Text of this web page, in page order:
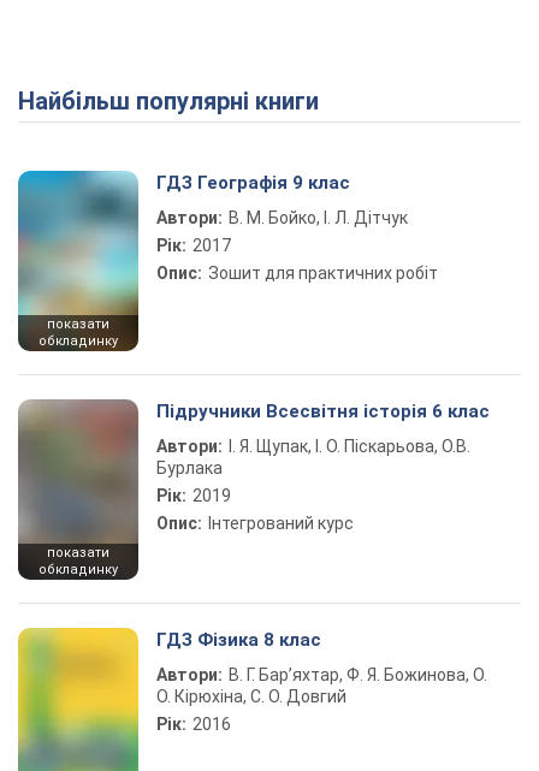
Play Video
Найбільш популярні книги
показати
обкладинку
ГДЗ Географія 9 клас
Автори: В. М. Бойко, І. Л. Дітчук
Рік: 2017
Опис: Зошит для практичних робіт
показати
обкладинку
Підручники Всесвітня історія 6 клас
Автори:
І. Я. Щупак, І. О. Піскарьова, О.В.
Бурлака
Рік: 2019
Опис: Інтегрований курс
ГДЗ Фізика 8 клас
Автори: В. Г. Бар’яхтар, Ф. Я. Божинова, О.
О. Кірюхіна, С. О. Довгий
Рік: 2016